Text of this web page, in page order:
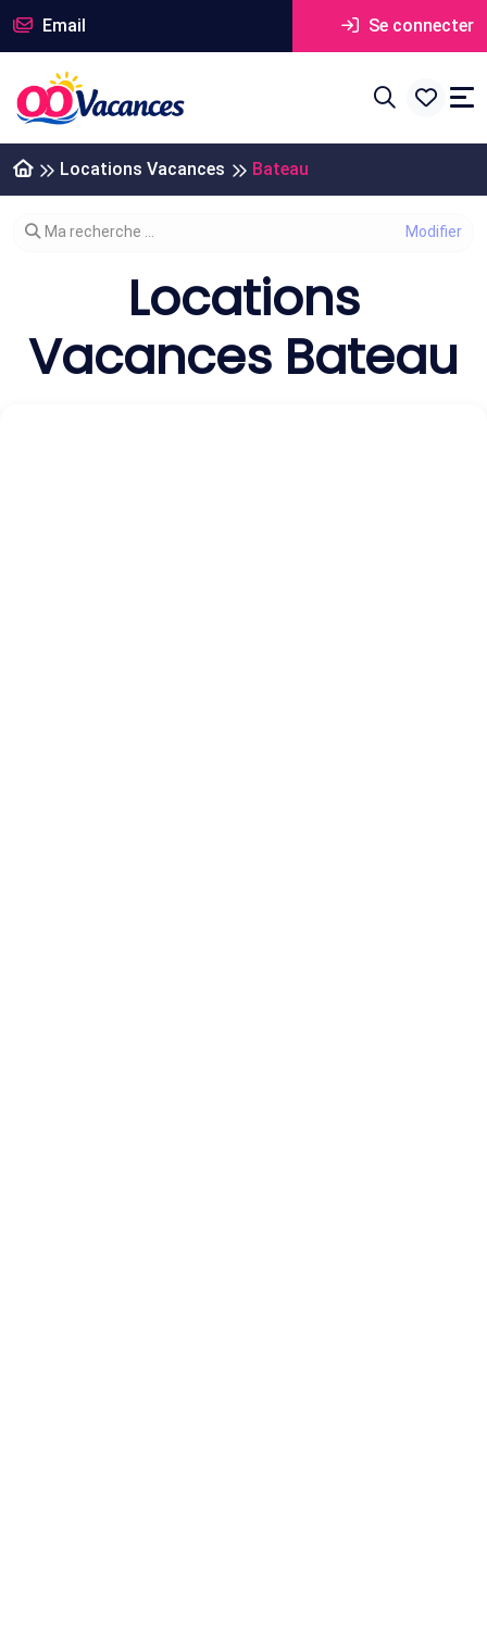
Email Se connecter
Locations Vacances Bateau
Modifier votre recherche
Ma recherche ...
Locations
Vacances Bateau